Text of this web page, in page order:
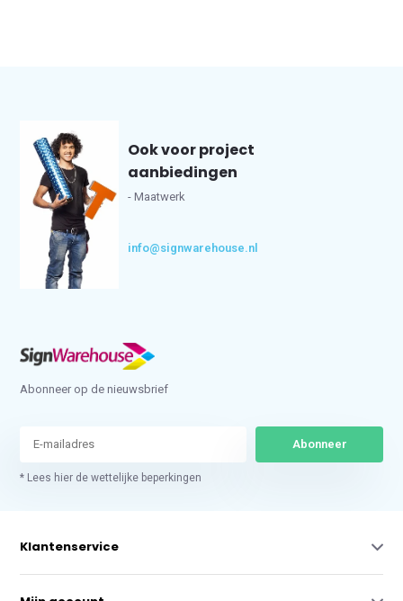
Ook voor project
aanbiedingen
- Maatwerk
info@signwarehouse.nl
Abonneer op de nieuwsbrief
Abonneer
* Lees hier de wettelijke beperkingen
Klantenservice